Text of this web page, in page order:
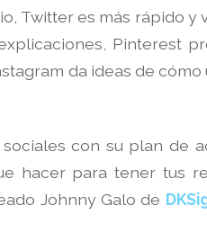
Twitter es más rápido y
Pinterest
da ideas de
con su plan de
hacer para tener tus
Johnny Galo de